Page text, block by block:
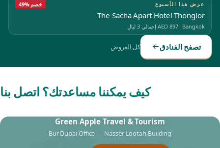
عرض هذا الأسبوع 49% خصم
The Sacha Apart Hotel Thonglor
Bangkok
·
AED 897إجمالي 3 ليالٍ
تصفح الفنادق كل العروض
كيف يمكننا مساعدتك؟ اتصل بنا
Green Apple Travel & Tourism
Bur Dubai Office — Nasser Lootah Building